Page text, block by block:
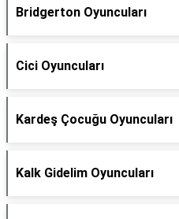
Bridgerton Oyuncuları
Cici Oyuncuları
Kardeş Çocuğu Oyuncuları
Kalk Gidelim Oyuncuları